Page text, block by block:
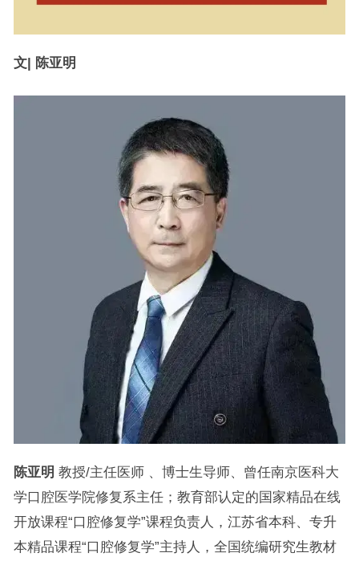
文| 陈亚明
陈亚明 教授/主任医师 、博士生导师、曾任南京医科大
学口腔医学院修复系主任；教育部认定的国家精品在线
开放课程“口腔修复学”课程负责人，江苏省本科、专升
本精品课程“口腔修复学”主持人，全国统编研究生教材